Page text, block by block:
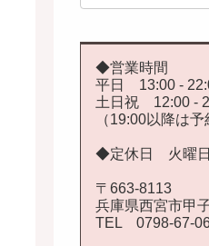
◆営業時間
平日 13:00 -
土日祝 12:00 -
（19:00以降は予
◆定休日 火曜日
〒663-8113
兵庫県西宮市甲
TEL 0798-67-